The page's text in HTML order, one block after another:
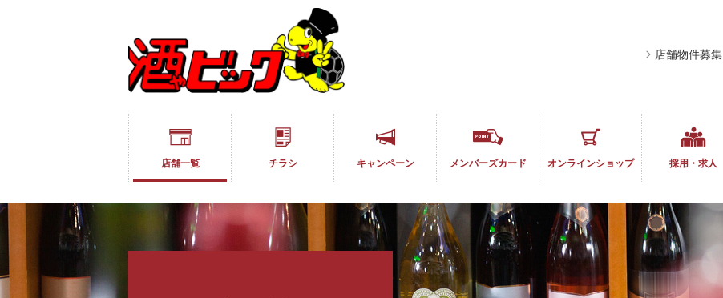
店舗物件募集
店舗一覧 チラシ キャンペーン メンバーズカード オンラインショップ 採用・求人